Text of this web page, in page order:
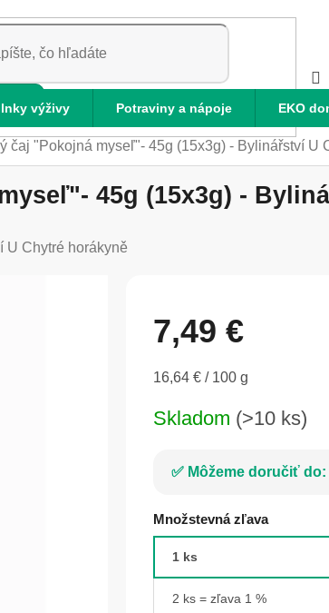
výživy Potraviny a nápoje EKO
čaj "Pokojná myseľ"- 45g (15x3g) - Bylinářství U
45g (15x3g) -
U Chytré horákyně
7,49 €
Jednotková
16,64 € / 100 g
Skladom (>10 ks)
Môžeme doručiť do:
Množstevná zľava
1 ks
2 ks = zľava 1 %